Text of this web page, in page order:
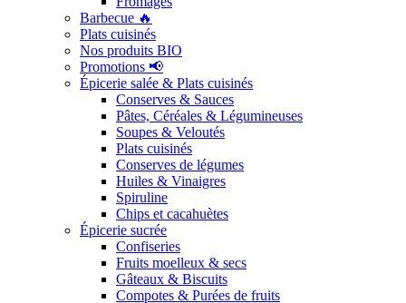
Barbecue 🔥
Plats cuisinés
Nos produits BIO
Promotions 📢
Épicerie salée & Plats cuisinés
Conserves & Sauces
Pâtes, Céréales & Légumineuses
Soupes & Veloutés
Plats cuisinés
Conserves de légumes
Huiles & Vinaigres
Spiruline
Chips et cacahuètes
Épicerie sucrée
Confiseries
Fruits moelleux & secs
Gâteaux & Biscuits
Compotes & Purées de fruits